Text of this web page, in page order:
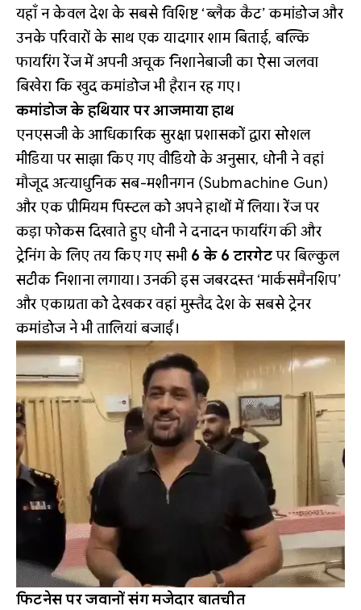
यहाँ न केवल देश के सबसे विशिष्ट ‘ब्लैक कैट’ कमांडोज और
उनके परिवारों के साथ एक यादगार शाम बिताई, बल्कि
फायरिंग रेंज में अपनी अचूक निशानेबाजी का ऐसा जलवा
बिखेरा कि खुद कमांडोज भी हैरान रह गए।
कमांडोज के हथियार पर आजमाया हाथ
एनएसजी के आधिकारिक सुरक्षा प्रशासकों द्वारा सोशल
मीडिया पर साझा किए गए वीडियो के अनुसार, धोनी ने वहां
मौजूद अत्याधुनिक सब-मशीनगन (Submachine Gun)
और एक प्रीमियम पिस्टल को अपने हाथों में लिया। रेंज पर
कड़ा फोकस दिखाते हुए धोनी ने दनादन फायरिंग की और
ट्रेनिंग के लिए तय किए गए सभी 6 के 6 टारगेटपर बिल्कुल
सटीक निशाना लगाया। उनकी इस जबरदस्त ‘मार्कसमैनशिप’
और एकाग्रता को देखकर वहां मुस्तैद देश के सबसे ट्रेनर
कमांडोज ने भी तालियां बजाईं।
फिटनेस पर जवानों संग मजेदार बातचीत